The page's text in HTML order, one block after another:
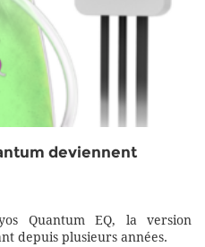
deviennent
Quantum EQ, la version
depuis plusieurs années.